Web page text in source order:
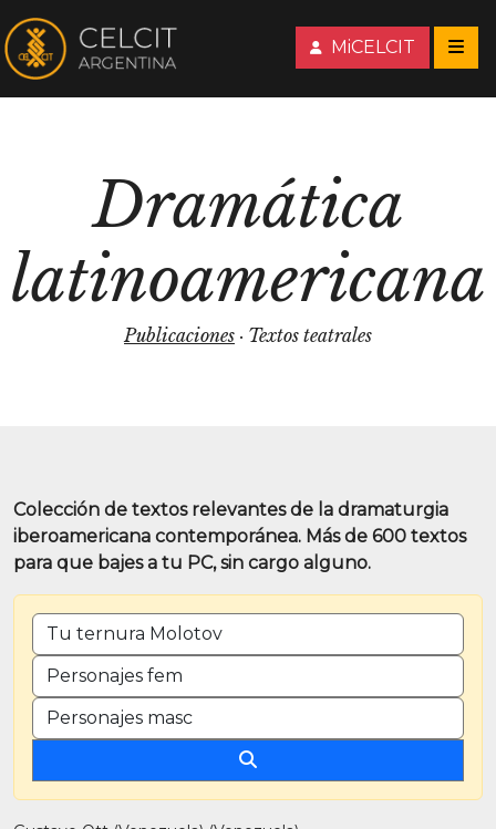
MiCELCIT
Dramática
latinoamericana
Publicaciones · Textos teatrales
Colección de textos relevantes de la dramaturgia
iberoamericana contemporánea. Más de 600 textos
para que bajes a tu PC, sin cargo alguno.
BUSCAR POR TÍTULO O PALABRA CLAVE
CANTIDAD DE PERSONAJES FEMENINOS
CANTIDAD DE PERSONAJES MASCULINOS